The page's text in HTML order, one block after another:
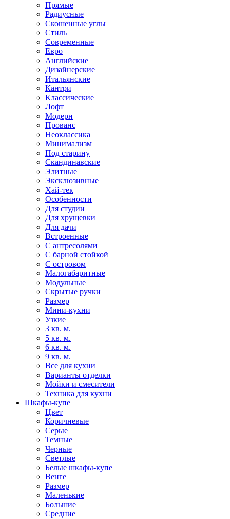
Прямые
Радиусные
Скошенные углы
Стиль
Современные
Евро
Английские
Дизайнерские
Итальянские
Кантри
Классические
Лофт
Модерн
Прованс
Неоклассика
Минимализм
Под старину
Скандинавские
Элитные
Эксклюзивные
Хай-тек
Особенности
Для студии
Для хрущевки
Для дачи
Встроенные
С антресолями
С барной стойкой
С островом
Малогабаритные
Модульные
Скрытые ручки
Размер
Мини-кухни
Узкие
3 кв. м.
5 кв. м.
6 кв. м.
9 кв. м.
Все для кухни
Варианты отделки
Мойки и смесители
Техника для кухни
Шкафы-купе
Цвет
Коричневые
Серые
Темные
Черные
Светлые
Белые шкафы-купе
Венге
Размер
Маленькие
Большие
Средние